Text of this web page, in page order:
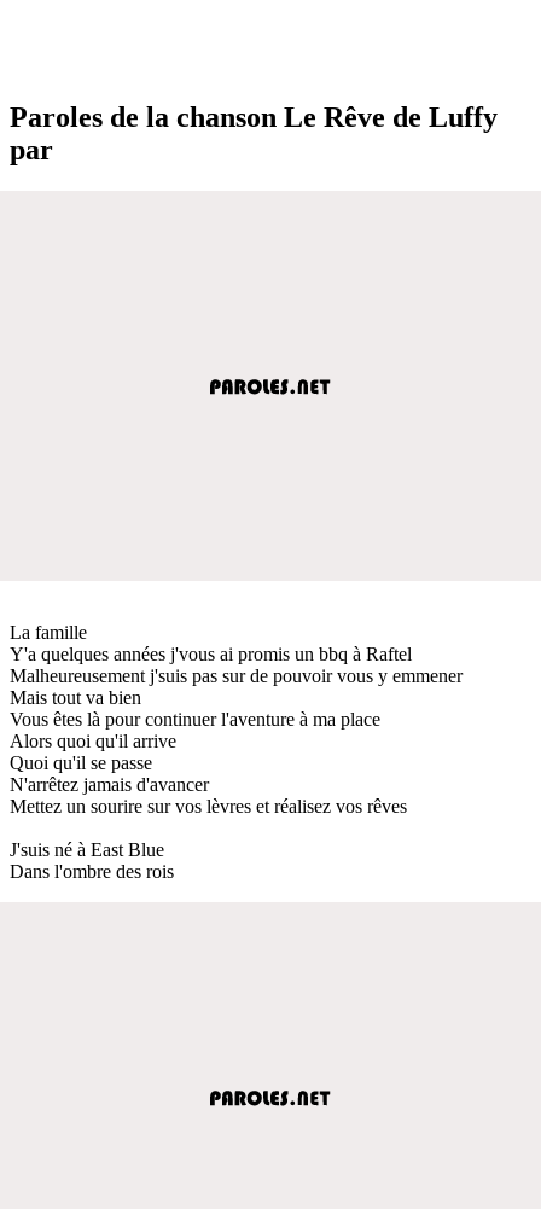
Paroles de la chanson Le Rêve de Luffy
par
La famille
Y'a quelques années j'vous ai promis un bbq à Raftel
Malheureusement j'suis pas sur de pouvoir vous y emmener
Mais tout va bien
Vous êtes là pour continuer l'aventure à ma place
Alors quoi qu'il arrive
Quoi qu'il se passe
N'arrêtez jamais d'avancer
Mettez un sourire sur vos lèvres et réalisez vos rêves
J'suis né à East Blue
Dans l'ombre des rois